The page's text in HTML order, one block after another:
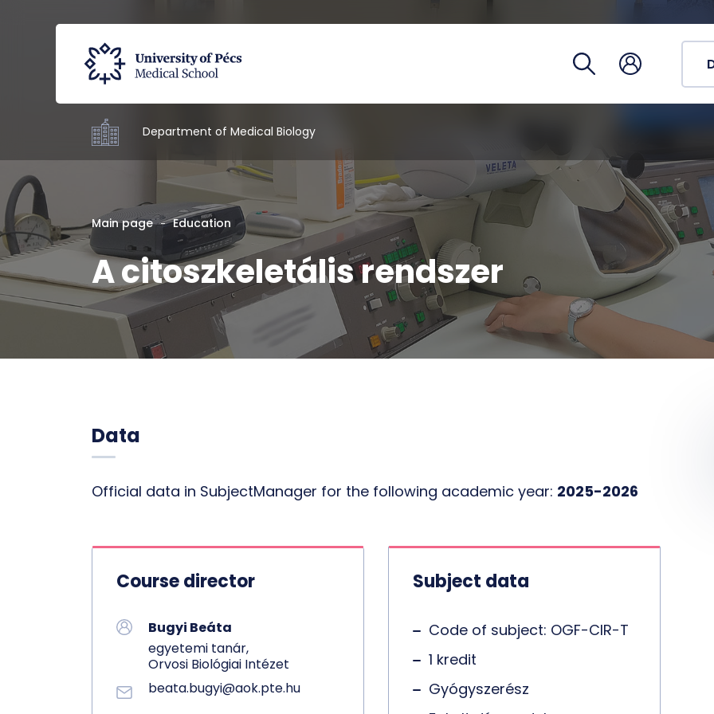
Department of Medical Biology
Main page Education
A citoszkeletális rendszer
Data
Official data in SubjectManager for the following academic year: 2025-2026
Course director
Bugyi Beáta
egyetemi tanár,
Orvosi Biológiai Intézet
beata.bugyi@aok.pte.hu
Subject data
Code of subject: OGF-CIR-T
1 kredit
Gyógyszerész